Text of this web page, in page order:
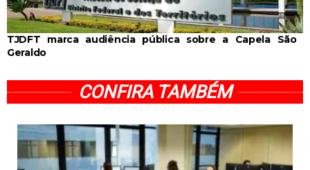
TJDFT marca audiência pública sobre a Capela São
Geraldo
CONFIRA TAMBÉM